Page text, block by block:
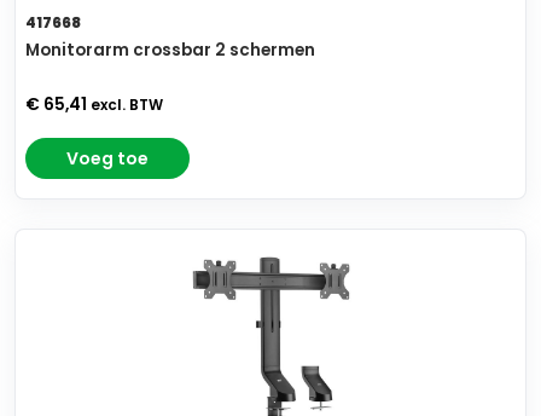
417668
Monitorarm crossbar 2 schermen
€ 65,41 excl. BTW
Voeg toe